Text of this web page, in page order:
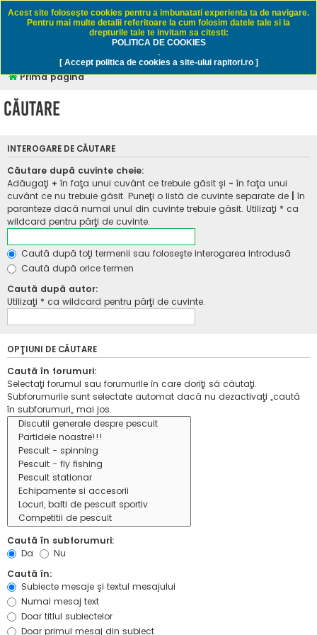
Rapitori.ro - Pescuit sportiv
Prima pagină
Căutare
INTEROGARE DE CĂUTARE
Căutare după cuvinte cheie:
Adăugaţi + în faţa unui cuvânt ce trebuie găsit şi - în faţa unui
cuvânt ce nu trebuie găsit. Puneţi o listă de cuvinte separate de
în
paranteze dacă numai unul din cuvinte trebuie găsit. Utilizaţi * ca
wildcard pentru părţi de cuvinte.
Caută după toţi termenii sau foloseşte interogarea introdusă
Caută după orice termen
Caută după autor:
Utilizaţi * ca wildcard pentru părţi de cuvinte.
OPŢIUNI DE CĂUTARE
Caută în forumuri:
Selectaţi forumul sau forumurile în care doriţi să căutaţi.
Subforumurile sunt selectate automat dacă nu dezactivaţi „caută
în subforumuri„ mai jos.
Caută în subforumuri:
Da
Nu
Caută în:
Subiecte mesaje şi textul mesajului
Numai mesaj text
Doar titlul subiectelor
Doar primul mesaj din subiect
Acest site foloseşte cookies pentru a imbunatati experienta ta de navigare.
Pentru mai multe detalii referitoare la cum folosim datele tale si la
drepturile tale te invitam sa citesti:
POLITICA DE COOKIES
.
[ Accept politica de cookies a site-ului rapitori.ro ]